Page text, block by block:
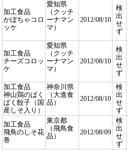
加工食品
かぼちゃコロ
ッケ
愛知県
（クッチ
ーナマン
マ）
2012/08/10
検
出
せ
ず
加工食品
チーズコロッ
ケ
愛知県
（クッチ
ーナマン
マ）
2012/08/10
検
出
せ
ず
加工食品
神山鶏のぱく
ぱく餃子（国
産しそ入り）
神奈川県
（大進食
品）
2012/08/10
検
出
せ
ず
加工食品
飛鳥のしそ花
巻
東京都
（飛鳥食
品）
2012/08/09
検
出
せ
ず